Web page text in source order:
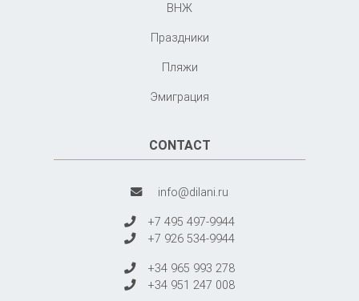
ВНЖ
Праздники
Пляжи
Эмиграция
CONTACT
info@dilani.ru
+7 495 497-9944
+7 926 534-9944
+34 965 993 278
+34 951 247 008